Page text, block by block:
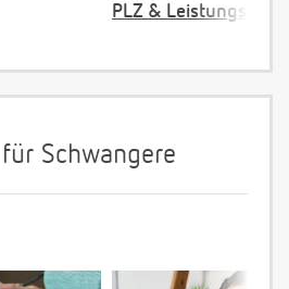
PLZ &
Schwangere